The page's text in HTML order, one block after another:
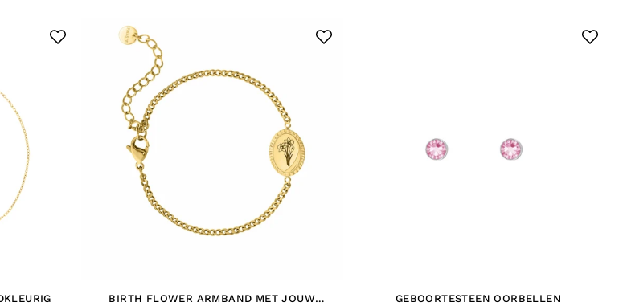
BIRTH FLOWER ARMBAND MET JOUW
GEBOORTESTEEN OORBELLEN